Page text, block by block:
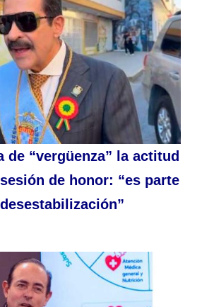
de “vergüenza” la actitud
de honor: “es parte